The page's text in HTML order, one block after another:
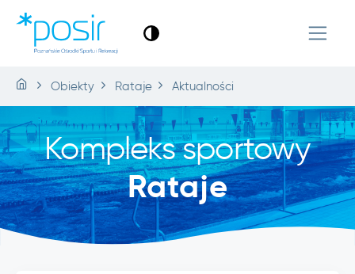
Obiekty Rataje Aktualności
Kompleks sportowy
Rataje